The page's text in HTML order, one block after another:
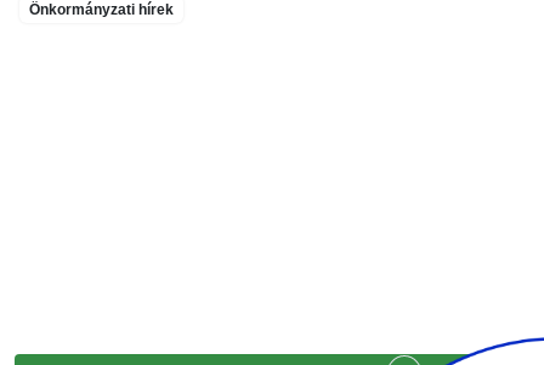
Önkormányzati hírek